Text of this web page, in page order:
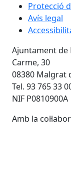
Protecció
Avís legal
Ajuntament
Carme, 30
08380 Malgrat
Tel. 93 765 33
NIF P0810900A
Amb la